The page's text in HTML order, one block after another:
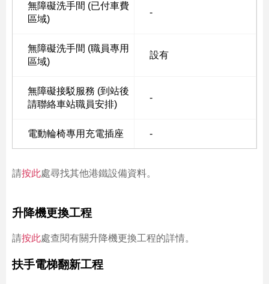
無障礙洗手間 (已付車費
區域)
-
無障礙洗手間 (職員專用
區域)
設有
無障礙接駁服務 (到站後
請聯絡車站職員安排)
-
電動輪椅專用充電插座 -
請按此處尋找其他港鐵設備資料。
升降機更換工程
請按此處查閱有關升降機更換工程的詳情。
扶手電梯翻新工程